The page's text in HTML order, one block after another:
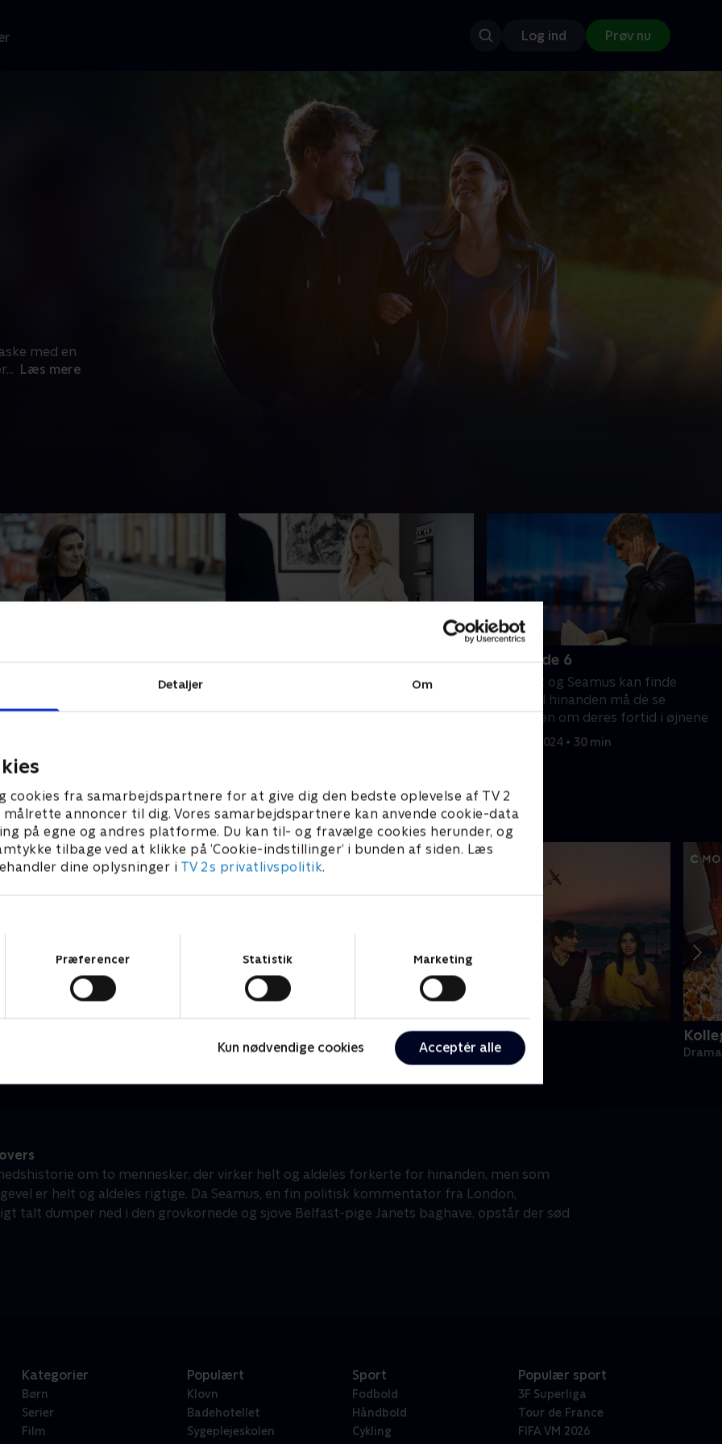
Detaljer Om
cookies fra samarbejdspartnere for at give dig den bedste oplevelse af TV 2
annoncer til dig. Vores samarbejdspartnere kan anvende cookie-data
på egne og andres platforme. Du kan til- og fravælge cookies herunder, og
tilbage ved at klikke på ’Cookie-indstillinger’ i bunden af siden. Læs
dine oplysninger i TV 2s privatlivspolitik.
Præferencer Statistik Marketing
Kun nødvendige cookies Acceptér alle
Log ind Prøv nu
med en
... Læs mere
tager Seamus med hjem for at
februar 2024 • 27 min
Janet besøger London for første
6. Episode 6
Før Janet og Seamus kan finde
tilbage til hinanden må de se
sandheden om deres fortid i øjnene
7. marts 2024 • 30 min
Hånden på hjertet
Drama • 1 sæsoner
om to mennesker, der virker helt og aldeles forkerte for hinanden, men som
er helt og aldeles rigtige. Da Seamus, en fin politisk kommentator fra London,
talt dumper ned i den grovkornede og sjove Belfast-pige Janets baghave, opstår der sød
Kategorier
Børn
Serier
Film
Populært
Klovn
Badehotellet
Sygeplejeskolen
Sport
Fodbold
Håndbold
Cykling
Populær sport
3F Superliga
Tour de France
FIFA VM 2026